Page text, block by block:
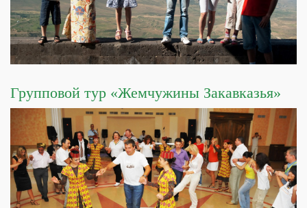
Групповой тур «Жемчужины Закавказья»